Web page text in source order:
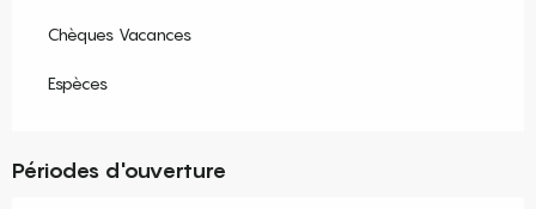
Chèques Vacances
Espèces
Périodes d'ouverture